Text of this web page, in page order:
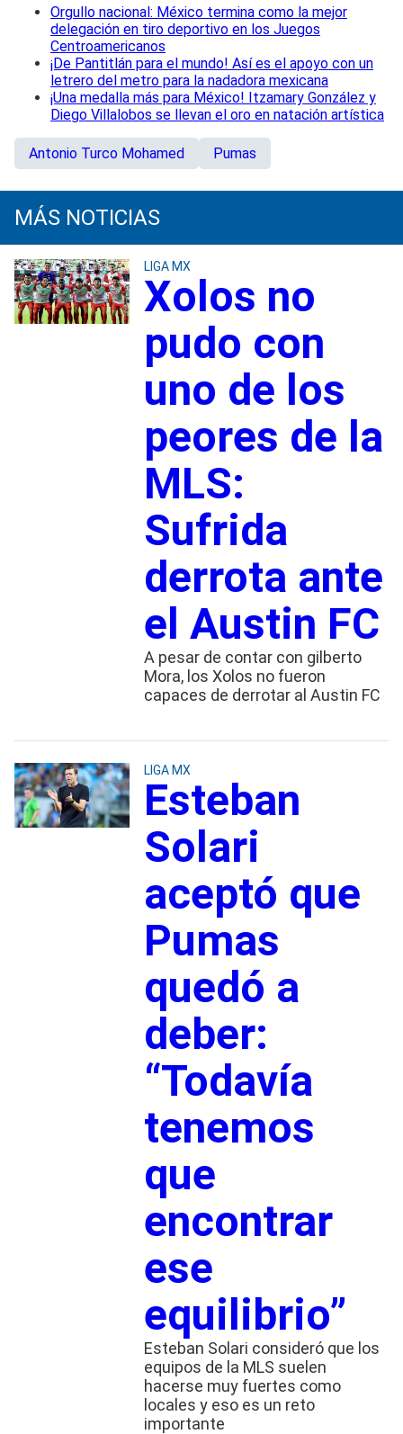
Orgullo nacional: México termina como la mejor
delegación en tiro deportivo en los Juegos
Centroamericanos
¡De Pantitlán para el mundo! Así es el apoyo con un
letrero del metro para la nadadora mexicana
¡Una medalla más para México! Itzamary González y
Diego Villalobos se llevan el oro en natación artística
Antonio Turco Mohamed Pumas
MÁS NOTICIAS
LIGA MX
Xolos no
pudo con
uno de los
peores de la
MLS:
Sufrida
derrota ante
el Austin FC
A pesar de contar con gilberto
Mora, los Xolos no fueron
capaces de derrotar al Austin FC
LIGA MX
Esteban
Solari
aceptó que
Pumas
quedó a
deber:
“Todavía
tenemos
que
encontrar
ese
equilibrio”
Esteban Solari consideró que los
equipos de la MLS suelen
hacerse muy fuertes como
locales y eso es un reto
importante